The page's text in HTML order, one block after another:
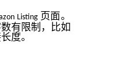
Listing 页面。
有限制，比如
度。